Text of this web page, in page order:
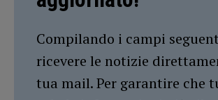
Compilando i campi
ricevere le notizie
tua mail. Per garantire che